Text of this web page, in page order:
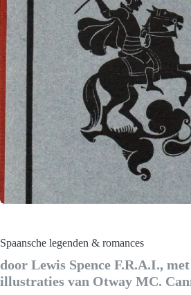
Spaansche legenden & romances
door Lewis Spence F.R.A.I.,
illustraties van Otway MC.